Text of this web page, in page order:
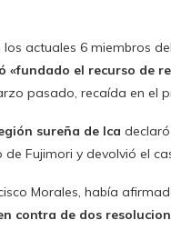
actuales 6 miembros
«fundado el recurso de
pasado, recaída en el
sureña de Ica
Fujimori y devolvió el
Morales, había
contra de dos